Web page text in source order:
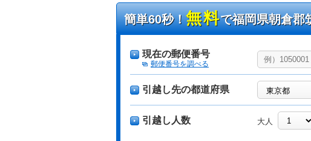
簡単60秒！無料で福岡県朝倉郡
現在の郵便番号
郵便番号を調べる
引越し先の都道府県
引越し人数 大人